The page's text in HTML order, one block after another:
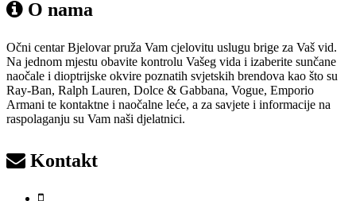
O nama
Očni centar Bjelovar pruža Vam cjelovitu uslugu brige za Vaš vid.
Na jednom mjestu obavite kontrolu Vašeg vida i izaberite sunčane
naočale i dioptrijske okvire poznatih svjetskih brendova kao što su
Ray-Ban, Ralph Lauren, Dolce & Gabbana, Vogue, Emporio
Armani te kontaktne i naočalne leće, a za savjete i informacije na
raspolaganju su Vam naši djelatnici.
Kontakt